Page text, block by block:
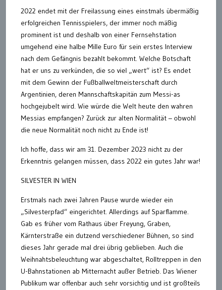
2022 endet mit der Freilassung eines einstmals übermäßig
erfolgreichen Tennisspielers, der immer noch mäßig
prominent ist und deshalb von einer Fernsehstation
umgehend eine halbe Mille Euro für sein erstes Interview
nach dem Gefängnis bezahlt bekommt. Welche Botschaft
hat er uns zu verkünden, die so viel „wert“ ist? Es endet
mit dem Gewinn der Fußballweltmeisterschaft durch
Argentinien, deren Mannschaftskapitän zum Messi-as
hochgejubelt wird. Wie würde die Welt heute den wahren
Messias empfangen? Zurück zur alten Normalität – obwohl
die neue Normalität noch nicht zu Ende ist!
Ich hoffe, dass wir am 31. Dezember 2023 nicht zu der
Erkenntnis gelangen müssen, dass 2022 ein gutes Jahr war!
SILVESTER IN WIEN
Erstmals nach zwei Jahren Pause wurde wieder ein
„Silvesterpfad“ eingerichtet. Allerdings auf Sparflamme.
Gab es früher vom Rathaus über Freyung, Graben,
Kärnterstraße ein dutzend verschiedener Bühnen, so sind
dieses Jahr gerade mal drei übrig geblieben. Auch die
Weihnahtsbeleuchtung war abgeschaltet, Rolltreppen in den
U-Bahnstationen ab Mitternacht außer Betrieb. Das Wiener
Publikum war offenbar auch sehr vorsichtig und ist großteils